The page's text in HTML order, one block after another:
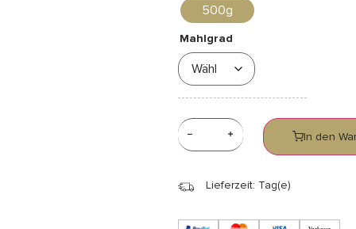
500g
Mahlgrad
In den
Lieferzeit: Tag(e)